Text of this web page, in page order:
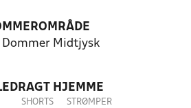
Dommer Midtjysk
HJEMME
SHORTS STRØMPER